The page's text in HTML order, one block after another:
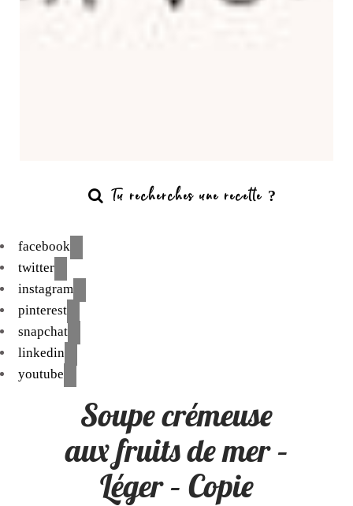
facebook
twitter
instagram
pinterest
snapchat
linkedin
youtube
Soupe crémeuse
aux fruits de mer –
Léger – Copie